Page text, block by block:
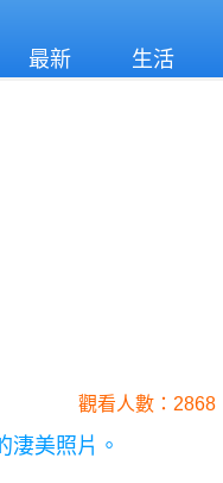
最新 生活
觀看人數：2868
淒美照片。